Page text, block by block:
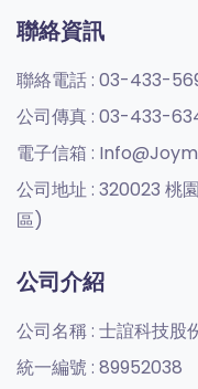
聯絡資訊
聯絡電話 : 03-433-
公司傳真 : 03-433-
電子信箱 :
公司地址 : 320023 桃
區)
公司介紹
公司名稱 : 士誼科技股
統一編號 : 89952038